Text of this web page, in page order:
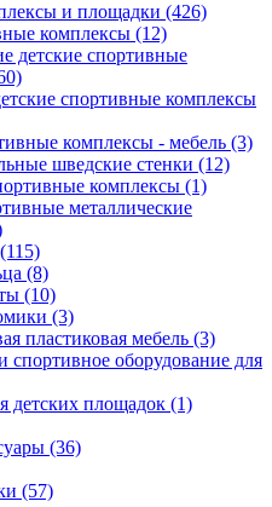
и площадки (426)
комплексы (12)
детские спортивные
спортивные комплексы
комплексы - мебель (3)
шведские стенки (12)
комплексы (1)
металлические
(8)
(10)
(3)
пластиковая мебель (3)
спортивное оборудование для
детских площадок (1)
(36)
(57)